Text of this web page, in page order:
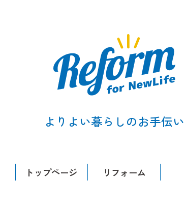
よりよい暮らしのお手伝い
トップページ リフォーム